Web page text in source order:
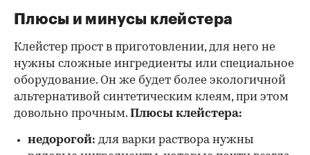
Плюсы и минусы клейстера
Клейстер прост в приготовлении, для него не
нужны сложные ингредиенты или специальное
оборудование. Он же будет более экологичной
альтернативой синтетическим клеям, при этом
довольно прочным. Плюсы клейстера:
недорогой: для варки раствора нужны